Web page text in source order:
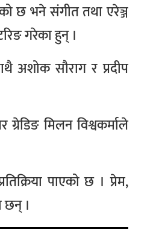
छ भने संगीत तथा एरेञ्ज
गरेका हुन् ।
अशोक सौराग र प्रदीप
मिलन विश्वकर्माले
पाएको छ । प्रेम,
छन् ।